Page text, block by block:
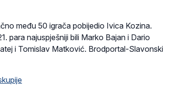
među 50 igrača pobijedio Ivica Kozina.
para najuspješniji bili Marko Bajan i Dario
i Tomislav Matković. Brodportal-Slavonski